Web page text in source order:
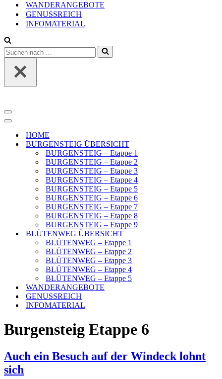
WANDERANGEBOTE
GENUSSREICH
INFOMATERIAL
Suchen
nach …
Navigationsmenü
Navigationsmenü
HOME
BURGENSTEIG ÜBERSICHT
BURGENSTEIG – Etappe 1
BURGENSTEIG – Etappe 2
BURGENSTEIG – Etappe 3
BURGENSTEIG – Etappe 4
BURGENSTEIG – Etappe 5
BURGENSTEIG – Etappe 6
BURGENSTEIG – Etappe 7
BURGENSTEIG – Etappe 8
BURGENSTEIG – Etappe 9
BLÜTENWEG ÜBERSICHT
BLÜTENWEG – Etappe 1
BLÜTENWEG – Etappe 2
BLÜTENWEG – Etappe 3
BLÜTENWEG – Etappe 4
BLÜTENWEG – Etappe 5
WANDERANGEBOTE
GENUSSREICH
INFOMATERIAL
Burgensteig Etappe 6
Auch ein Besuch auf der Windeck lohnt
sich